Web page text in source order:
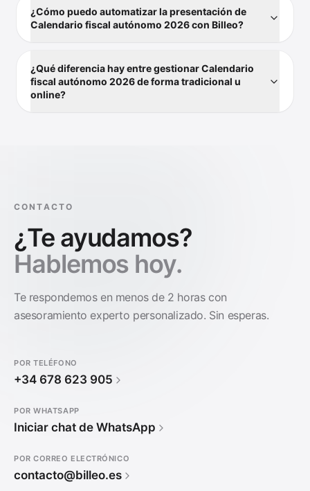
¿Cómo puedo automatizar la presentación de
Calendario fiscal autónomo 2026 con Billeo?
¿Qué diferencia hay entre gestionar Calendario
fiscal autónomo 2026 de forma tradicional u
online?
CONTACTO
¿Te ayudamos?
Hablemos hoy.
Te respondemos en menos de 2 horas con
asesoramiento experto personalizado. Sin esperas.
POR TELÉFONO
+34 678 623 905
POR WHATSAPP
Iniciar chat de WhatsApp
POR CORREO ELECTRÓNICO
contacto@billeo.es